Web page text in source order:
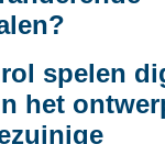
spelen
het